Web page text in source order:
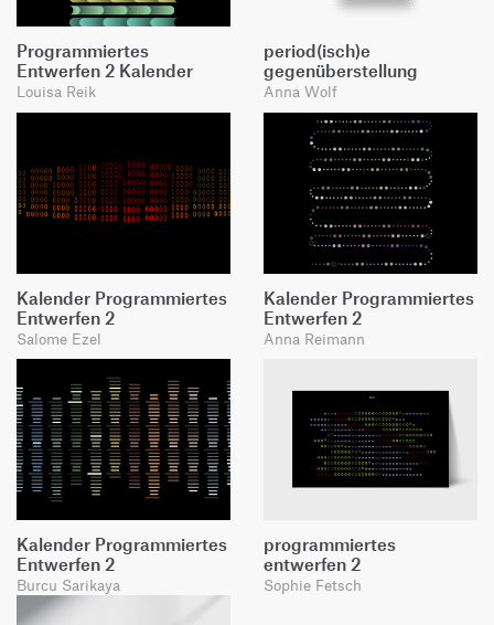
Programmiertes
Entwerfen 2 Kalender
Louisa Reik
period(isch)e
gegenüberstellung
Anna Wolf
Kalender Programmiertes
Entwerfen 2
Salome Ezel
Kalender Programmiertes
Entwerfen 2
Anna Reimann
Kalender Programmiertes
Entwerfen 2
Burcu Sarikaya
programmiertes
entwerfen 2
Sophie Fetsch